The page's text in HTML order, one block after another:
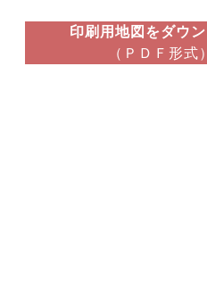
印刷用地図をダウ
（ＰＤＦ形式）